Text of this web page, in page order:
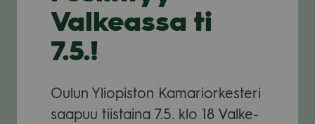
Valkeassa ti
7.5.!
Oulun Yli­opis­ton Kama­rior­kes­teri
saa­puu tiis­taina 7.5. klo 18 Val­ke­